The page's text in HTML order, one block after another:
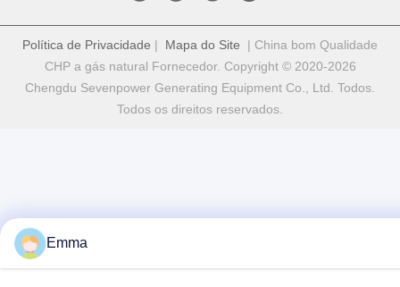
Política de Privacidade | Mapa do Site | China bom Qualidade
CHP a gás natural Fornecedor. Copyright © 2020-2026
Chengdu Sevenpower Generating Equipment Co., Ltd. Todos.
Todos os direitos reservados.
Emma